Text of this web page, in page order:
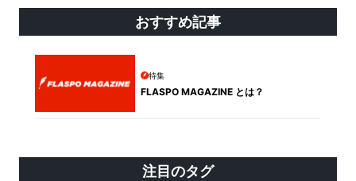
おすすめ記事
特集
FLASPO MAGAZINE とは？
注目のタグ